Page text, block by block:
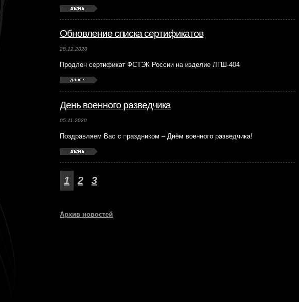
Обновление списка сертификатов
28.12.2020
Продлен сертификат ФСТЭК России на изделие ЛГШ-404
День военного разведчика
05.11.2020
Поздравляем Вас с праздником – Днём военного разведчика!
1 2 3
Архив новостей